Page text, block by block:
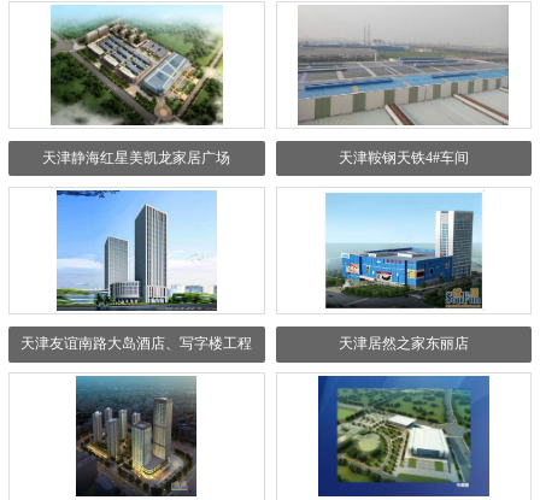
天津静海红星美凯龙家居广场 天津鞍钢天铁4#车间
天津友谊南路大岛酒店、写字楼工程 天津居然之家东丽店